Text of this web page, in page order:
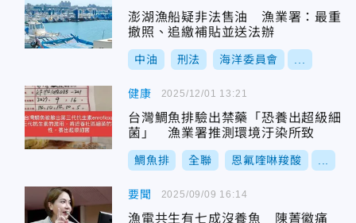
澎湖漁船疑非法售油 漁業署：最重
撤照、追繳補貼並送法辦
中油 刑法 海洋委員會
健康
台灣鯛魚排驗出禁藥「恐養出超級細
菌」 漁業署推測環境汙染所致
鯛魚排 全聯 恩氟喹啉羧酸
2025/12/01 13:21
要聞
漁電共生有七成沒養魚 陳菁徽痛
2025/09/09 16:14